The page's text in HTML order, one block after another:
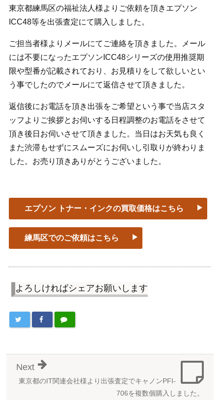
東京都練馬区の福祉法人様よりご依頼を頂きエプソン
ICC48等を出張査定にて購入しました。
ご担当者様よりメールにてご連絡を頂きました。メール
には不要になったエプソンICC48シリーズの使用推奨期
限や型番が記載されており、お見積りをして欲しいとい
う事でしたのでメールにて返信させて頂きました。
返信後にお電話を頂き出張をご希望という事で当店スタ
ッフよりご挨拶とお伺いする日程調整のお電話をさせて
頂き後日お伺いさせて頂きました。当日はお天気も良く
また渋滞もせずにスムーズにお伺いし引取りが終わりま
した。お売り頂きありがとうございました。
エプソン トナー・インクの買取価格はこちら
練馬区でのご依頼はこちら
よろしければシェアお願いします
東京都のIT関連会社様より出張査定でキャノンPFI‐
706を複数個購入しました。
Next